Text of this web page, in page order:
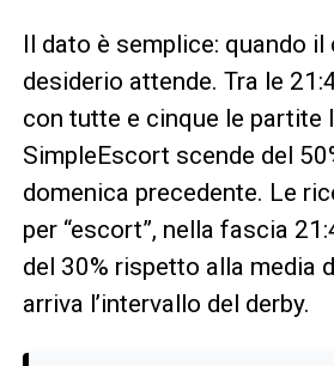
Il dato è semplice: quando
desiderio attende. Tra le
con tutte e cinque le partite
SimpleEscort scende del
domenica precedente. Le
per “escort”, nella fascia
del 30% rispetto alla media
arriva l’intervallo del derby.